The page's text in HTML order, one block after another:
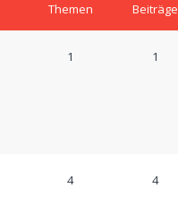
Themen Beiträge
1 1
4 4